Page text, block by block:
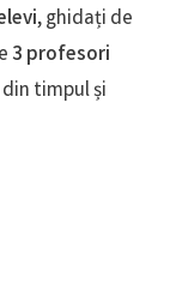
, ghidați de
3 profesori
timpul și